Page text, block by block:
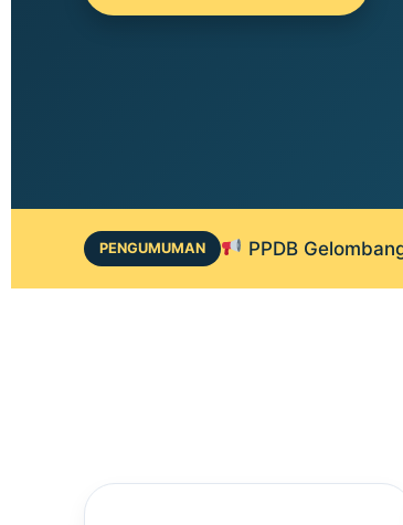
PENGUMUMAN PPDB